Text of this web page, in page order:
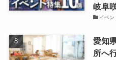
岐阜
イベン
愛知
所へ